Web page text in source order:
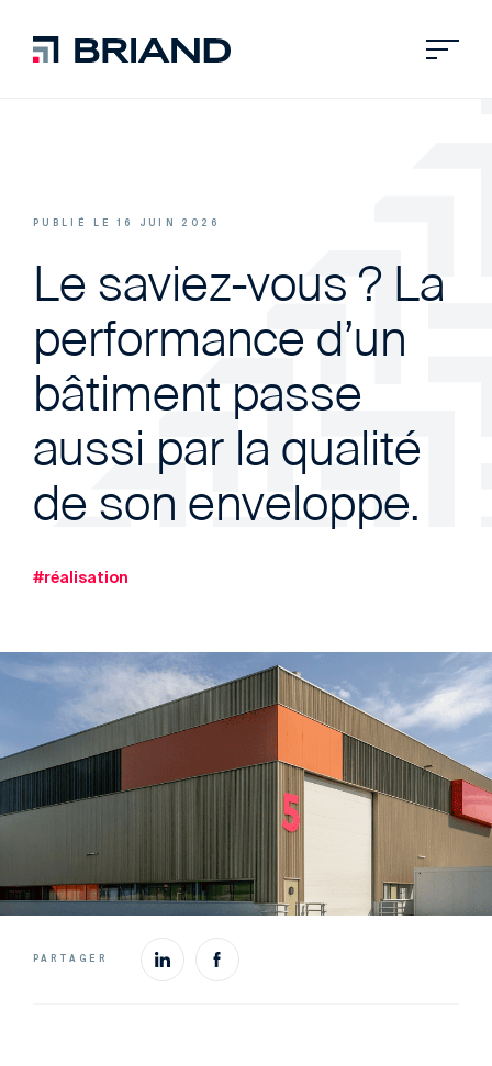
PUBLIÉ LE 16 JUIN 2026
Le saviez-vous ? La
performance d’un
bâtiment passe
aussi par la qualité
de son enveloppe.
#réalisation
PARTAGER